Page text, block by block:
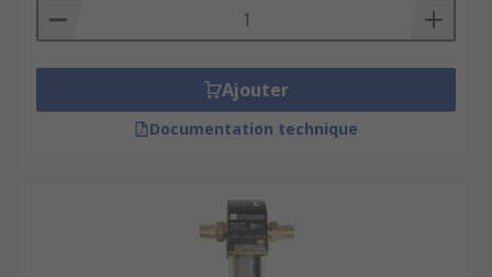
Ajouter
Documentation technique